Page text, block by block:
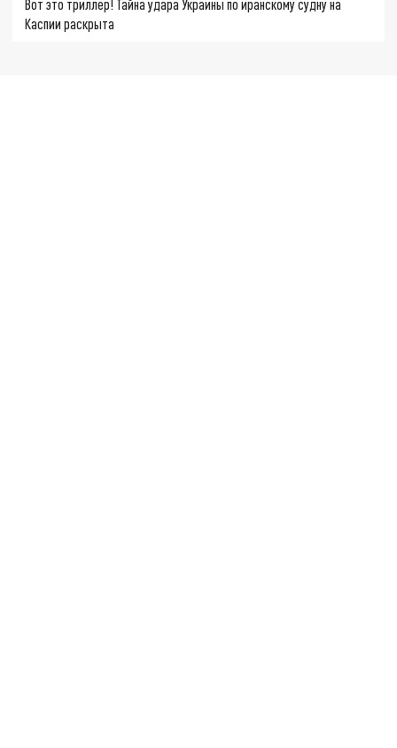
Вот это триллер! Тайна удара Украины по иранскому судну на
Каспии раскрыта